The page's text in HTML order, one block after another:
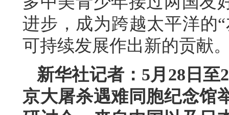
进步，成为跨越太平洋的
可持续发展作出新的贡献
新华社记者：5月28日
京大屠杀遇难同胞纪念馆